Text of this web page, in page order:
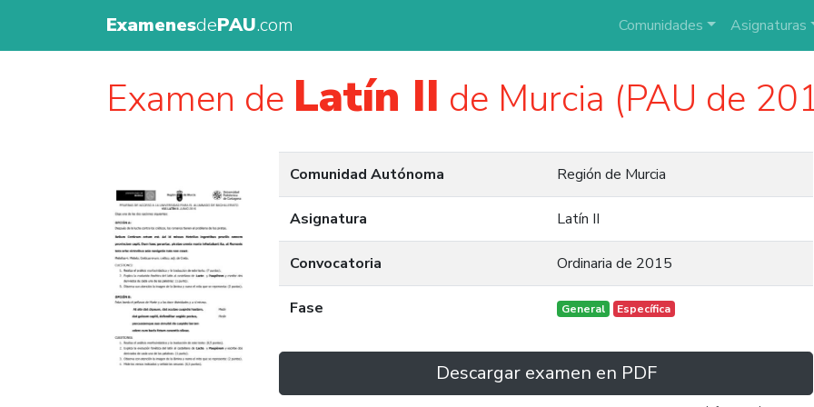
ExamenesdePAU.com Comunidades Asignaturas
Examen de Latín II de Murcia (PAU de
Comunidad Autónoma Región de Murcia
Asignatura Latín II
Convocatoria Ordinaria de 2015
Fase General Específica
Descargar examen en PDF